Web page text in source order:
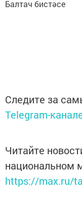
Балтач бистәсе
Следите за
Telegram-
Читайте
национальном
https://max.ru/